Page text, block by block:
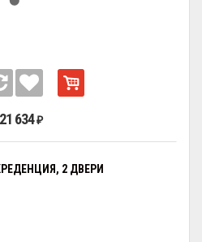
21 634 ₽
2 ДВЕРИ